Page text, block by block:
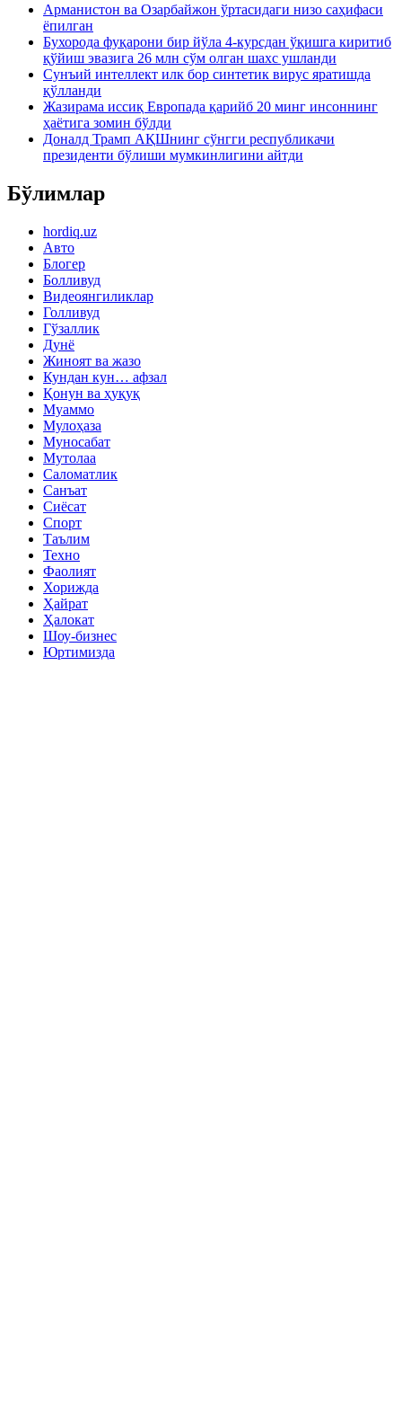
Арманистон ва Озарбайжон ўртасидаги низо саҳифаси
ёпилган
Бухорода фуқарони бир йўла 4-курсдан ўқишга киритиб
қўйиш эвазига 26 млн сўм олган шахс ушланди
Сунъий интеллект илк бор синтетик вирус яратишда
қўлланди
Жазирама иссиқ Европада қарийб 20 минг инсоннинг
ҳаётига зомин бўлди
Доналд Трамп АҚШнинг сўнгги республикачи
президенти бўлиши мумкинлигини айтди
Бўлимлар
hordiq.uz
Авто
Блогер
Болливуд
Видеоянгиликлар
Голливуд
Гўзаллик
Дунё
Жиноят ва жазо
Кундан кун… афзал
Қонун ва ҳуқуқ
Муаммо
Мулоҳаза
Муносабат
Мутолаа
Саломатлик
Санъат
Сиёсат
Спорт
Таълим
Техно
Фаолият
Хорижда
Ҳайрат
Ҳалокат
Шоу-бизнес
Юртимизда